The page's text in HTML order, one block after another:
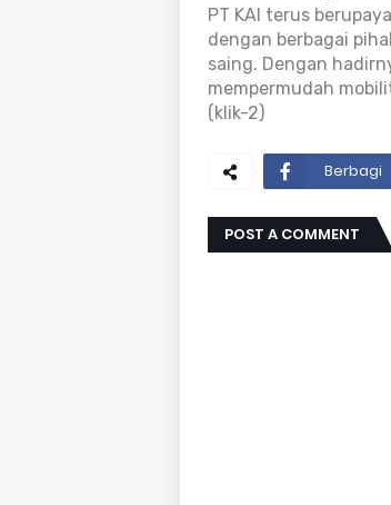
PT KAI terus
dengan berbagai
saing. Dengan
mempermudah
(klik-2)
Berbagi
POST A COMMENT